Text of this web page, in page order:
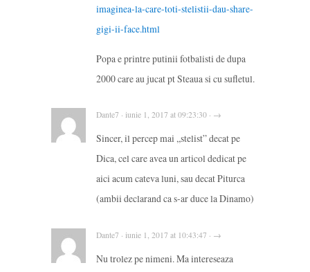
imaginea-la-care-toti-stelistii-dau-share-
gigi-ii-face.html
Popa e printre putinii fotbalisti de dupa
2000 care au jucat pt Steaua si cu sufletul.
Dante7 · iunie 1, 2017 at 09:23:30 · →
Sincer, il percep mai ,,stelist” decat pe
Dica, cel care avea un articol dedicat pe
aici acum cateva luni, sau decat Piturca
(ambii declarand ca s-ar duce la Dinamo)
Dante7 · iunie 1, 2017 at 10:43:47 · →
Nu trolez pe nimeni. Ma intereseaza